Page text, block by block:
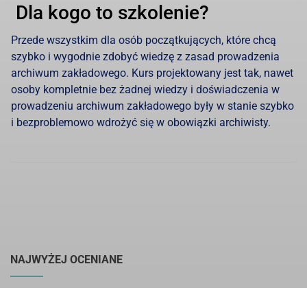
Dla kogo to szkolenie?
Przede wszystkim dla osób początkujących, które chcą
szybko i wygodnie zdobyć wiedzę z zasad prowadzenia
archiwum zakładowego. Kurs projektowany jest tak, nawet
osoby kompletnie bez żadnej wiedzy i doświadczenia w
prowadzeniu archiwum zakładowego były w stanie szybko
i bezproblemowo wdrożyć się w obowiązki archiwisty.
NAJWYŻEJ OCENIANE